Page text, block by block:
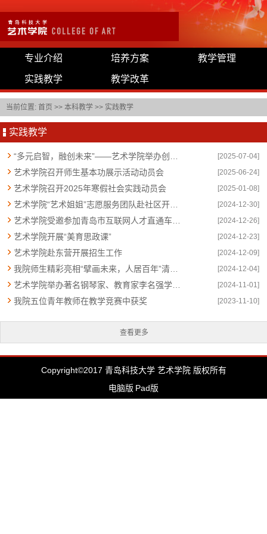
专业介绍 培养方案 教学管理
实践教学 教学改革
当前位置: 首页 >> 本科教学 >> 实践教学
实践教学
[2025-07-04]
艺术学院召开师生基本功展示活动动员会 [2025-06-24]
艺术学院召开2025年寒假社会实践动员会 [2025-01-08]
[2024-12-30]
[2024-12-26]
艺术学院开展“美育思政课” [2024-12-23]
艺术学院赴东营开展招生工作 [2024-12-09]
[2024-12-04]
[2024-11-01]
我院五位青年教师在教学竞赛中获奖 [2023-11-10]
查看更多
Copyright©2017 青岛科技大学 艺术学院 版权所有
电脑版 Pad版